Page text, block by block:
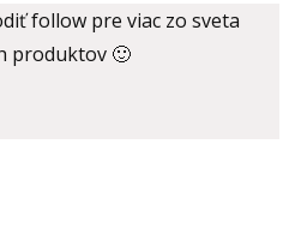
follow pre viac zo sveta
produktov 🙂